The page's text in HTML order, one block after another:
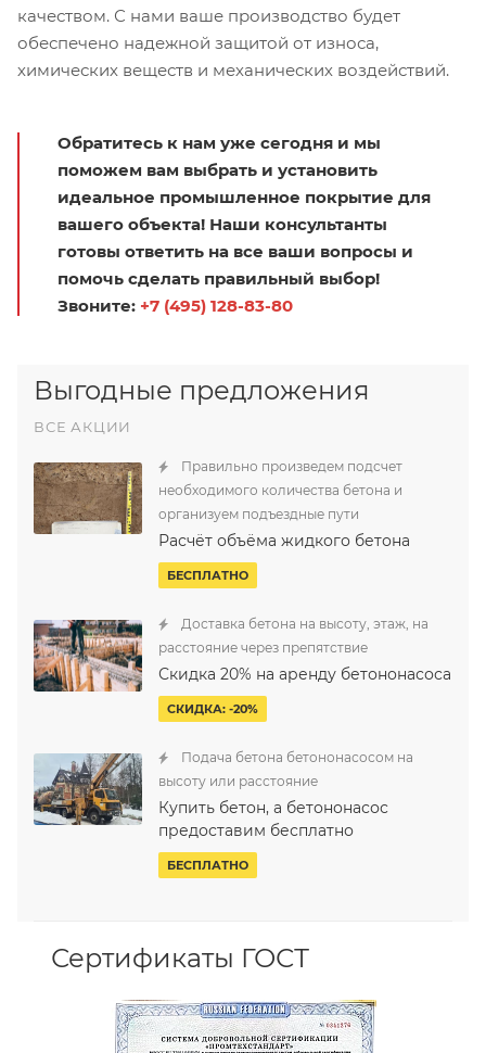
качеством. С нами ваше производство будет
обеспечено надежной защитой от износа,
химических веществ и механических воздействий.
Обратитесь к нам уже сегодня и мы
поможем вам выбрать и установить
идеальное промышленное покрытие для
вашего объекта! Наши консультанты
готовы ответить на все ваши вопросы и
помочь сделать правильный выбор!
Звоните: +7 (495) 128-83-80
Выгодные предложения
ВСЕ АКЦИИ
Правильно произведем подсчет
необходимого количества бетона и
организуем подъездные пути
Расчёт объёма жидкого бетона
БЕСПЛАТНО
Доставка бетона на высоту, этаж, на
расстояние через препятствие
Скидка 20% на аренду бетононасоса
СКИДКА: -20%
Подача бетона бетононасосом на
высоту или расстояние
Купить бетон, а бетононасос
предоставим бесплатно
БЕСПЛАТНО
Сертификаты ГОСТ